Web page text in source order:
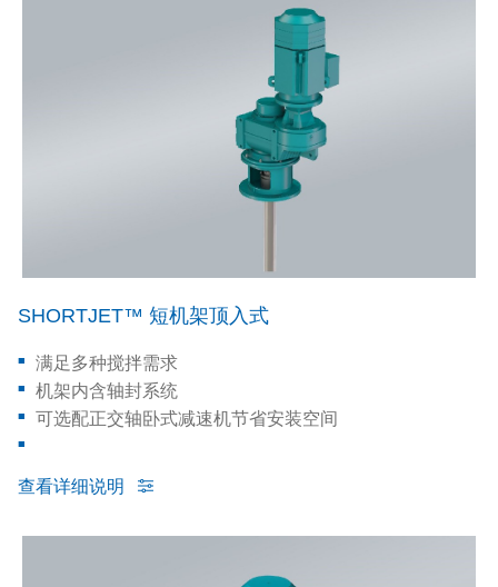
SHORTJET™ 短机架顶入式
满足多种搅拌需求
机架内含轴封系统
可选配正交轴卧式减速机节省安装空间
查看详细说明